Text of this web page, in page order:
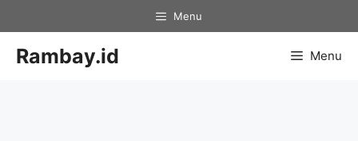
to
content
Menu
Rambay.id Menu